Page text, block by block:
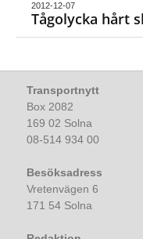
2012-12-07
Tågolycka hårt
Transportnytt
Box 2082
169 02 Solna
08-514 934 00
Besöksadress
Vretenvägen 6
171 54 Solna